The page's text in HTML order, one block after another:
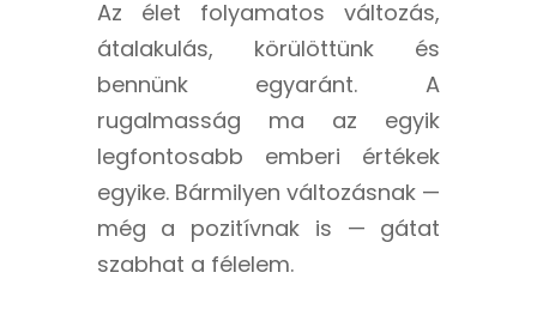
Az élet folyamatos változás,
átalakulás, körülöttünk és
bennünk egyaránt. A
rugalmasság ma az egyik
legfontosabb emberi értékek
egyike. Bármilyen változásnak —
még a pozitívnak is — gátat
szabhat a félelem.